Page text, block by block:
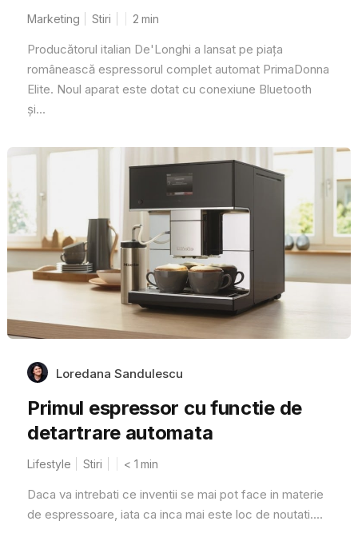
Marketing Stiri 2 min
Producătorul italian De'Longhi a lansat pe piața
românească espressorul complet automat PrimaDonna
Elite. Noul aparat este dotat cu conexiune Bluetooth
și...
Loredana Sandulescu
Primul espressor cu functie de
detartrare automata
Lifestyle Stiri < 1 min
Daca va intrebati ce inventii se mai pot face in materie
de espressoare, iata ca inca mai este loc de noutati....